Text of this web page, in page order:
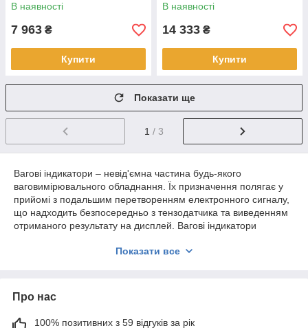
В наявності
7 963 ₴
Купити
В наявності
14 333 ₴
Купити
Показати ще
1 / 3
Вагові індикатори – невід'ємна частина будь-якого
ваговимірювального обладнання. Їх призначення полягає у
прийомі з подальшим перетворенням електронного сигналу,
що надходить безпосередньо з тензодатчика та виведенням
отриманого результату на дисплей. Вагові індикатори
підлогових та товарних ваг, а також інших вагових приладів.
комерційних цілях та інших сферах діяльності. На
сьогоднішній день на ринку ваговимірювальної техніки можна
зустріти різноманітні вагові термінали від перевірених
Показати все
Про нас
100% позитивних з 59 відгуків за рік